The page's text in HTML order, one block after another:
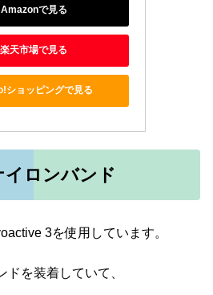
Amazonで見る
楽天市場で見る
ショッピングで見る
イロンバンド
3を使用しています。
を装着していて、